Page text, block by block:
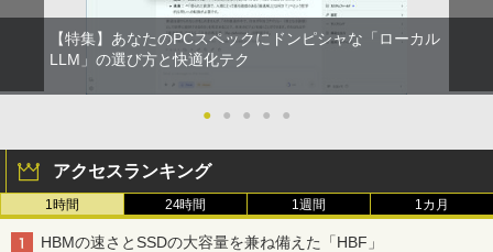
【特集】あなたのPCスペックにドンピシャな「ローカル
LLM」の選び方と快適化テク
● ● ● ● ●
アクセスランキング
1時間 24時間 1週間 1カ月
HBMの速さとSSDの大容量を兼ね備えた「HBF」